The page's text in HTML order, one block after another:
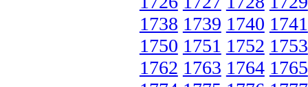
1738 1739 1740 1741
1750 1751 1752 1753
1762 1763 1764 1765